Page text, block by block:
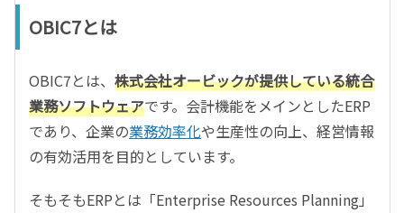
OBIC7とは
OBIC7とは、 株式会社オービックが提供している統合
業務ソフトウェアです。会計機能をメインとしたERP
であり、企業の業務効率化や生産性の向上、経営情報
の有効活用を目的としています。
そもそもERPとは「Enterprise Resources Planning」